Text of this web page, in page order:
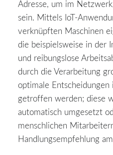
Adresse, um im
sein. Mittels IoT-
verknüpften Maschinen
die beispielsweise in der
und reibungslose
durch die Verarbeitung
optimale
getroffen werden; diese
automatisch umgesetzt
menschlichen
Handlungsempfehlung am